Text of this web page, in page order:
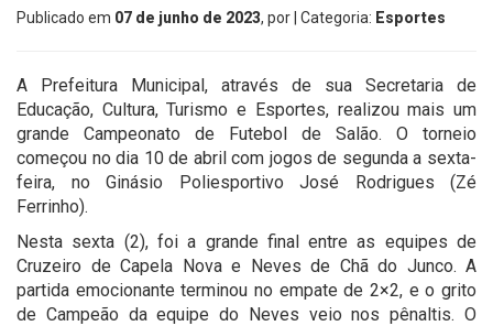
Publicado em 07 de junho de 2023, por | Categoria: Esportes
A Prefeitura Municipal, através de sua Secretaria de
Educação, Cultura, Turismo e Esportes, realizou mais um
grande Campeonato de Futebol de Salão. O torneio
começou no dia 10 de abril com jogos de segunda a sexta-
feira, no Ginásio Poliesportivo José Rodrigues (Zé
Ferrinho).
Nesta sexta (2), foi a grande final entre as equipes de
Cruzeiro de Capela Nova e Neves de Chã do Junco. A
partida emocionante terminou no empate de 2×2, e o grito
de Campeão da equipe do Neves veio nos pênaltis. O